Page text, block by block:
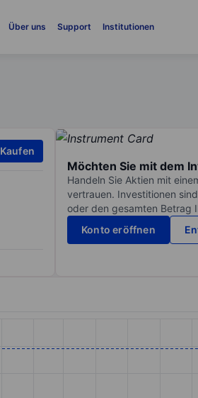
Über uns Support Institutionen
Kaufen
Möchten Sie mit dem
Handeln Sie Aktien mit
vertrauen. Investitionen
oder den gesamten Betrag
Konto eröffnen